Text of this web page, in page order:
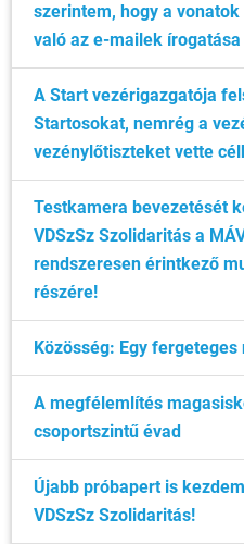
szerintem, hogy a
való az e-mailek
A Start vezérigazgatója
Startosokat, nemrég a
vezénylőtiszteket vette
Testkamera bevezetését
VDSzSz Szolidaritás a
rendszeresen érintkező
részére!
Közösség: Egy fergeteges
A megfélemlítés
csoportszintű évad
Újabb próbapert is
VDSzSz Szolidaritás!